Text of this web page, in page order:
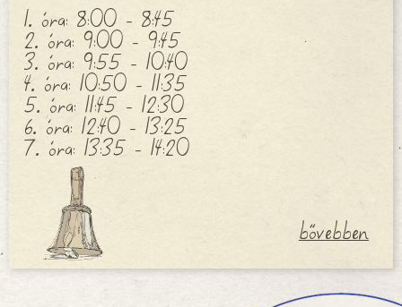
1. óra: 8:00 - 8:45
2. óra: 9:00 - 9:45
3. óra: 9:55 - 10:40
4. óra: 10:50 - 11:35
5. óra: 11:45 - 12:30
6. óra: 12:40 - 13:25
7. óra: 13:35 - 14:20
bővebben